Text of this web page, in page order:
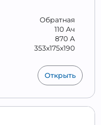
Обратная
110 Ач
870 А
353x175x190
Открыть